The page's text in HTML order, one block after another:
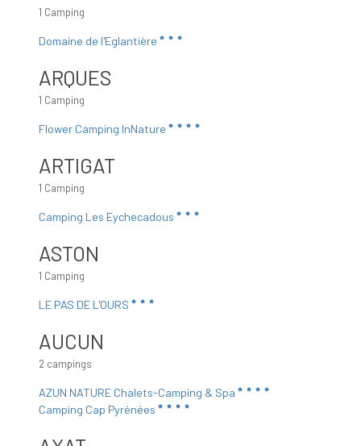
1 Camping
Domaine de l'Eglantière
ARQUES
1 Camping
Flower Camping InNature
ARTIGAT
1 Camping
Camping Les Eychecadous
ASTON
1 Camping
LE PAS DE L'OURS
AUCUN
2 campings
AZUN NATURE Chalets-Camping & Spa
Camping Cap Pyrénées